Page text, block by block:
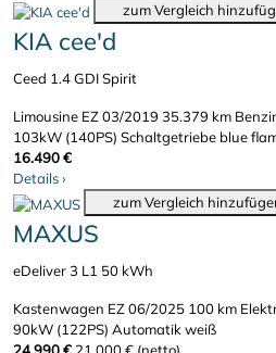
zum Vergleich
KIA cee'd
Ceed 1.4 GDI Spirit
Limousine EZ 03/2019 35.379 km
103kW (140PS) Schaltgetriebe blue
16.490 €
Details›
zum Vergleich
MAXUS
eDeliver 3 L1 50 kWh
Kastenwagen EZ 06/2025 100 km
90kW (122PS) Automatikweiß